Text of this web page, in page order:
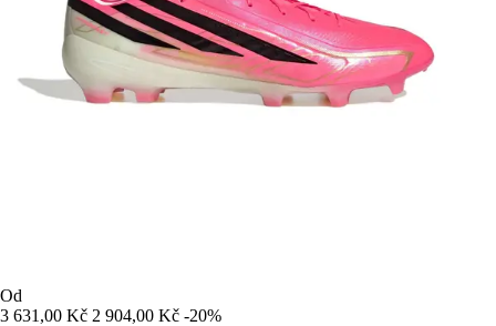
Od
3 631,00 Kč 2 904,00 Kč -20%